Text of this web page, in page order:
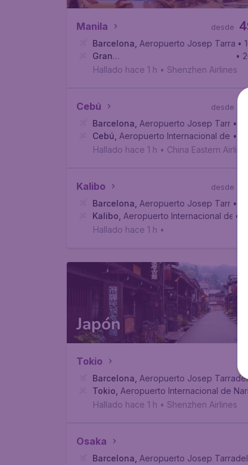
Manila desde
Barcelona Aeropuerto Josep
•
Gran
Manila, Aeropuerto Internacional Ninoy
•
Hallado hace 1 h • Shenzhen Airlines
Cebú desde
Barcelona Aeropuerto Josep
•
Cebú Aeropuerto Internacional de
•
Hallado hace 1 h • China Eastern Airlines
Kalibo desde
Barcelona Aeropuerto Josep
•
Kalibo Aeropuerto Internacional de •
Hallado hace 1 h •
Japón
Tokio
Barcelona Aeropuerto Josep
Tokio Aeropuerto Internacional de
Hallado hace 1 h • Shenzhen Airlines
Osaka
Barcelona Aeropuerto Josep